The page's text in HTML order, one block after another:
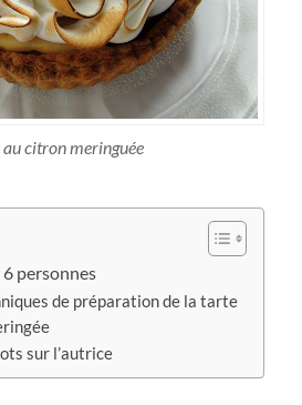
au citron meringuée
personnes
de préparation de la tarte
sur l’autrice